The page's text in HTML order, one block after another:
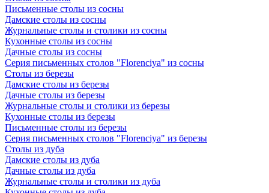
Письменные столы из сосны
Дамские столы из сосны
Журнальные столы и столики из сосны
Кухонные столы из сосны
Дачные столы из сосны
Серия письменных столов "Florenciya" из сосны
Столы из березы
Дамские столы из березы
Дачные столы из березы
Журнальные столы и столики из березы
Кухонные столы из березы
Письменные столы из березы
Серия письменных столов "Florenciya" из березы
Столы из дуба
Дамские столы из дуба
Дачные столы из дуба
Журнальные столы и столики из дуба